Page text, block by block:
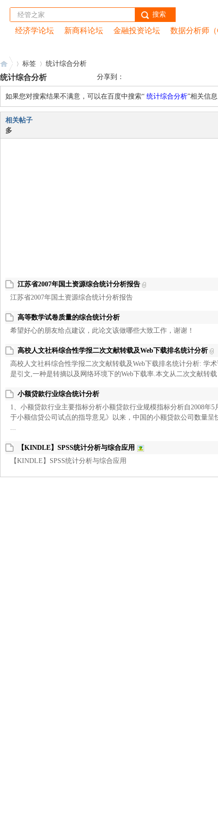
搜索
经济学论坛 新商科论坛 金融投资论坛 数据分析师
经
家
›
标签
›
统计综合分析
统计综合分析 分享到：
如果您对搜索结果不满意，可以在百度中搜索“ 统计综合分析”相关信
相关帖子
多
江苏省2007年国土资源综合统计分析报告
江苏省2007年国土资源综合统计分析报告
高等数学试卷质量的综合统计分析
希望好心的朋友给点建议，此论文该做哪些大致工作，谢谢！
高校人文社科综合性学报二次文献转载及Web下载排名统计分析
高校人文社科综合性学报二次文献转载及Web下载排名统计分析: 学
是引文,一种是转摘以及网络环境下的Web下载率.本文从二次文献转
小额贷款行业综合统计分析
1、小额贷款行业主要指标分析小额贷款行业规模指标分析自2008年
于小额信贷公司试点的指导意见》以来，中国的小额贷款公司数量呈
...
【KINDLE】SPSS统计分析与综合应用
【KINDLE】SPSS统计分析与综合应用